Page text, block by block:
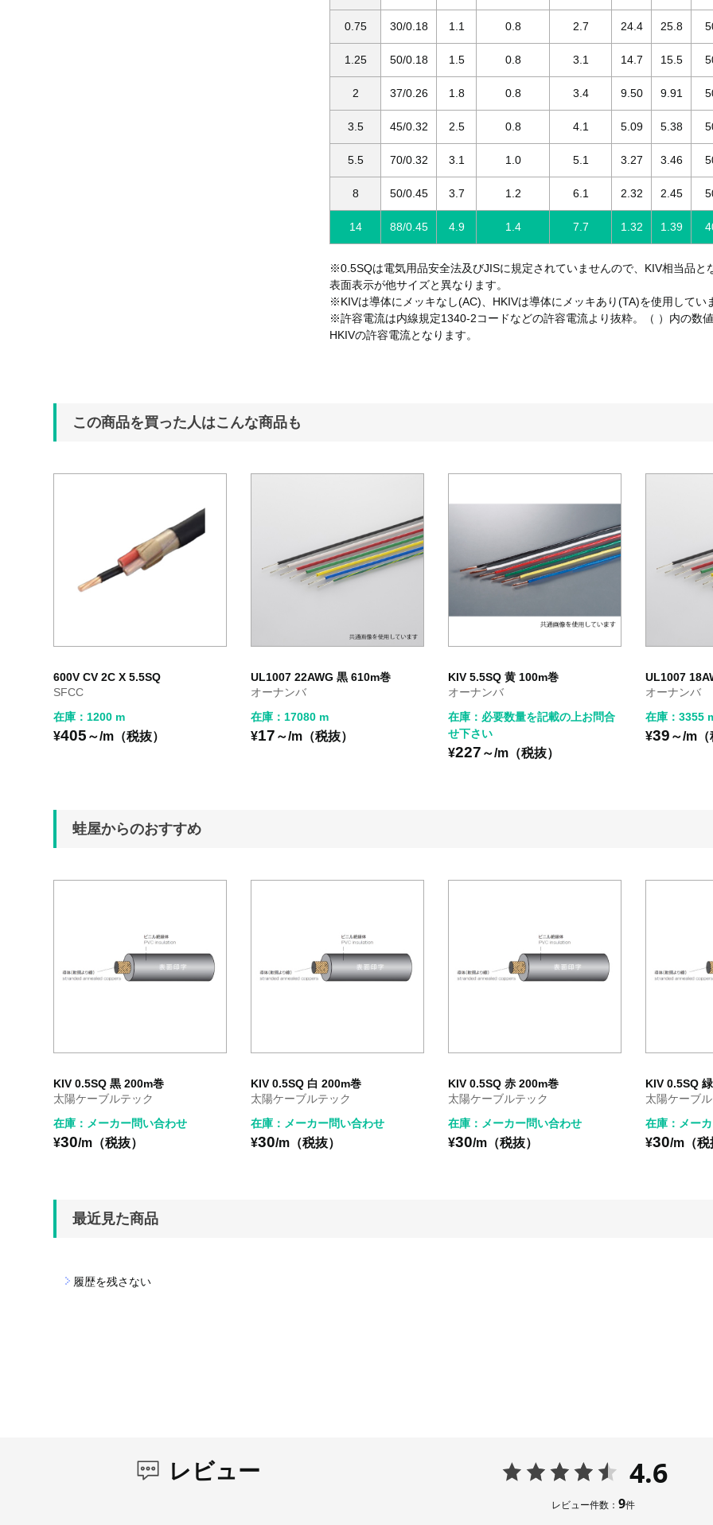
0.75 30/0.18 1.1 0.8 2.7 24.4 25.8
1.25 50/0.18 1.5 0.8 3.1 14.7 15.5
2 37/0.26 1.8 0.8 3.4 9.50 9.91
3.5 45/0.32 2.5 0.8 4.1 5.09 5.38
5.5 70/0.32 3.1 1.0 5.1 3.27 3.46
8 50/0.45 3.7 1.2 6.1 2.32 2.45
14 88/0.45 4.9 1.4 7.7 1.32 1.39
※0.5SQは電気用品安全法及びJISに規定されていませんので、KIV相当品と
表面表示が他サイズと異なります。
※KIVは導体にメッキなし(AC)、HKIVは導体にメッキあり(TA)を使用してい
※許容電流は内線規定1340-2コードなどの許容電流より抜粋。（ ）内の数
HKIVの許容電流となります。
この商品を買った人はこんな商品も
600V CV 2C X 5.5SQ
SFCC
在庫：1200 m
¥405 ～/m（税抜）
UL1007 22AWG 黒 610m巻
オーナンバ
在庫：17080 m
¥17 ～/m（税抜）
KIV 5.5SQ 黄 100m巻
オーナンバ
在庫：必要数量を記載の上お問合
せ下さい
¥227 ～/m（税抜）
UL1007
オーナンバ
在庫：3355
¥39 ～/m（
蛙屋からのおすすめ
KIV 0.5SQ 黒 200m巻
太陽ケーブルテック
在庫：メーカー問い合わせ
¥30/m（税抜）
KIV 0.5SQ 白 200m巻
太陽ケーブルテック
在庫：メーカー問い合わせ
¥30/m（税抜）
KIV 0.5SQ 赤 200m巻
太陽ケーブルテック
在庫：メーカー問い合わせ
¥30/m（税抜）
KIV 0.5SQ
太陽ケーブ
在庫：メー
¥30/m（税
最近見た商品
履歴を残さない
レビュー 4.6
レビュー件数： 9件